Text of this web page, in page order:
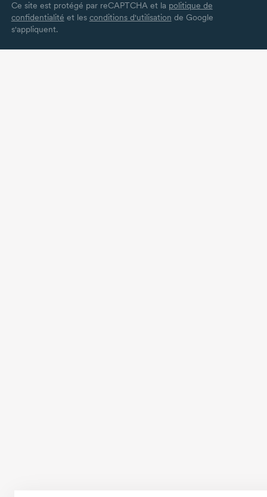
Ce site est protégé par reCAPTCHA et la politique de
confidentialité et les conditions d'utilisation de Google
s'appliquent.